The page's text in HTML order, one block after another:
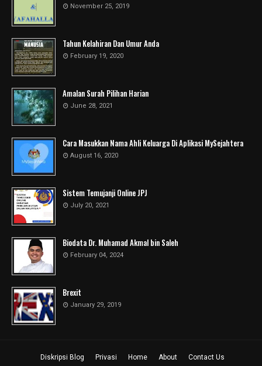
November 25, 2019
Tahun Kelahiran Dan Umur Anda
February 19, 2020
Amalan Surah Pilihan Harian
June 28, 2021
Cara Masukkan Nama Ahli Keluarga Di Aplikasi MySejahtera
August 16, 2020
Sistem Temujanji Online JPJ
July 20, 2021
Biodata Dr. Muhamad Akmal bin Saleh
February 04, 2024
Brexit
January 29, 2019
Diskripsi Blog Privasi Home About Contact Us